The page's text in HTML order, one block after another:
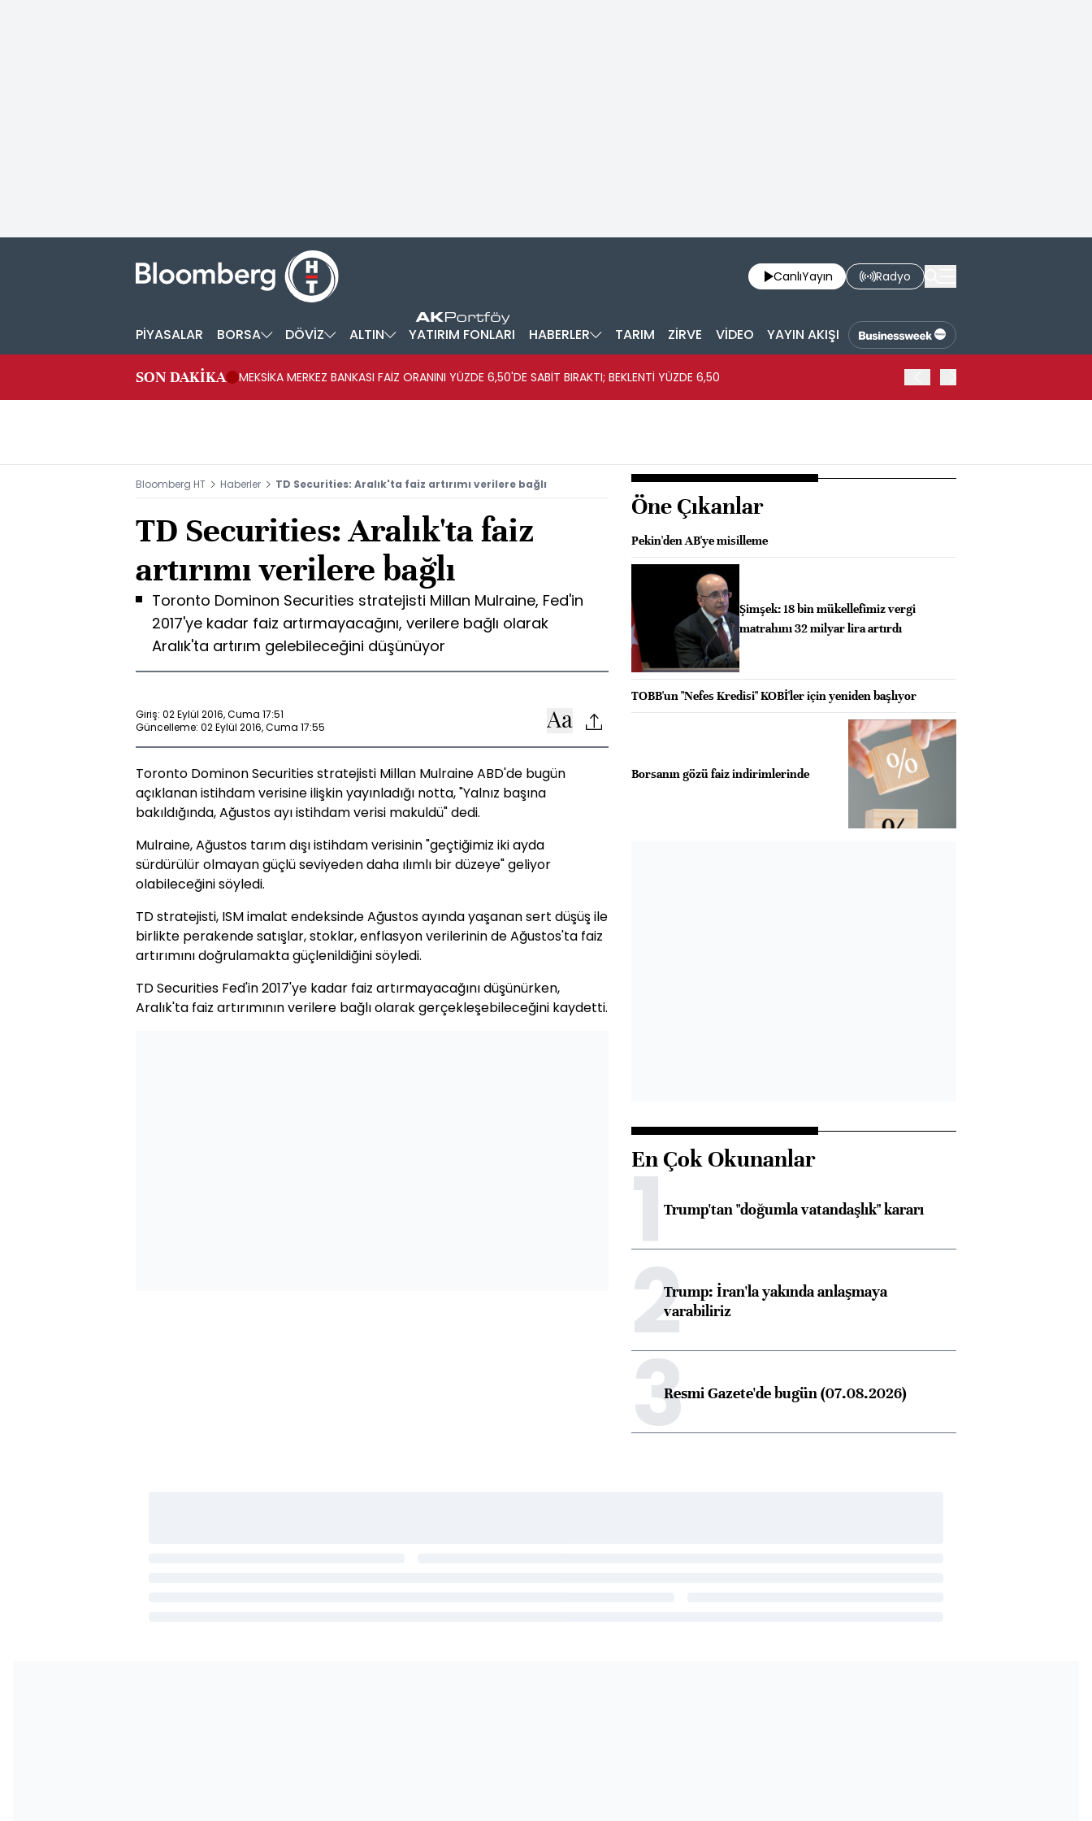
CanlıYayın Radyo
PİYASALAR BORSA DÖVİZ ALTIN YATIRIM FONLARI HABERLER TARIM ZİRVE VİDEO YAYIN AKIŞI
SON DAKİKA MEKSİKA MERKEZ BANKASI FAİZ ORANINI YÜZDE 6,50'DE SABİT BIRAKTI; BEKLENTİ YÜZDE 6,50
Bloomberg HT Haberler TD Securities: Aralık'ta faiz artırımı verilere bağlı
TD Securities: Aralık'ta faiz
artırımı verilere bağlı
Toronto Dominon Securities stratejisti Millan Mulraine, Fed'in
2017'ye kadar faiz artırmayacağını, verilere bağlı olarak
Aralık'ta artırım gelebileceğini düşünüyor
Giriş: 02 Eylül 2016, Cuma 17:51
Güncelleme: 02 Eylül 2016, Cuma 17:55
Toronto Dominon Securities stratejisti Millan Mulraine ABD'de bugün
açıklanan istihdam verisine ilişkin yayınladığı notta, "Yalnız başına
bakıldığında, Ağustos ayı istihdam verisi makuldü" dedi.
Mulraine, Ağustos tarım dışı istihdam verisinin "geçtiğimiz iki ayda
sürdürülür olmayan güçlü seviyeden daha ılımlı bir düzeye" geliyor
olabileceğini söyledi.
TD stratejisti, ISM imalat endeksinde Ağustos ayında yaşanan sert düşüş ile
birlikte perakende satışlar, stoklar, enflasyon verilerinin de Ağustos'ta faiz
artırımını doğrulamakta güçlenildiğini söyledi.
TD Securities Fed'in 2017'ye kadar faiz artırmayacağını düşünürken,
Aralık'ta faiz artırımının verilere bağlı olarak gerçekleşebileceğini kaydetti.
Öne Çıkanlar
Pekin'den AB'ye misilleme
Şimşek: 18 bin mükellefimiz vergi
matrahını 32 milyar lira artırdı
TOBB'un "Nefes Kredisi" KOBİ'ler için yeniden başlıyor
Borsanın gözü faiz indirimlerinde
En Çok Okunanlar
1Trump'tan "doğumla vatandaşlık" kararı
2Trump: İran'la yakında anlaşmaya
varabiliriz
3Resmi Gazete'de bugün (07.08.2026)